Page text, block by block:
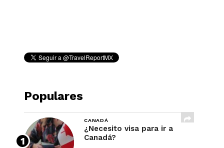
Populares
CANADÁ
¿Necesito visa para ir a
Canadá?